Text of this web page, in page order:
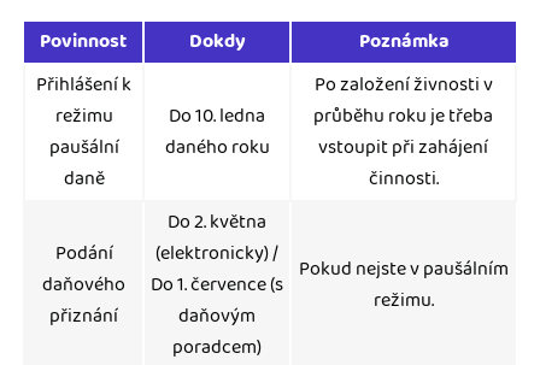
Povinnost Dokdy
Poznámka
Přihlášení k
režimu
paušální
daně
Do 10. ledna
daného roku
Po založení živnosti v
průběhu roku je třeba
vstoupit při zahájení
činnosti.
Podání
daňového
přiznání
Do 2. května
(elektronicky) /
Do 1. července (s
daňovým
poradcem)
Pokud nejste v paušálním
režimu.